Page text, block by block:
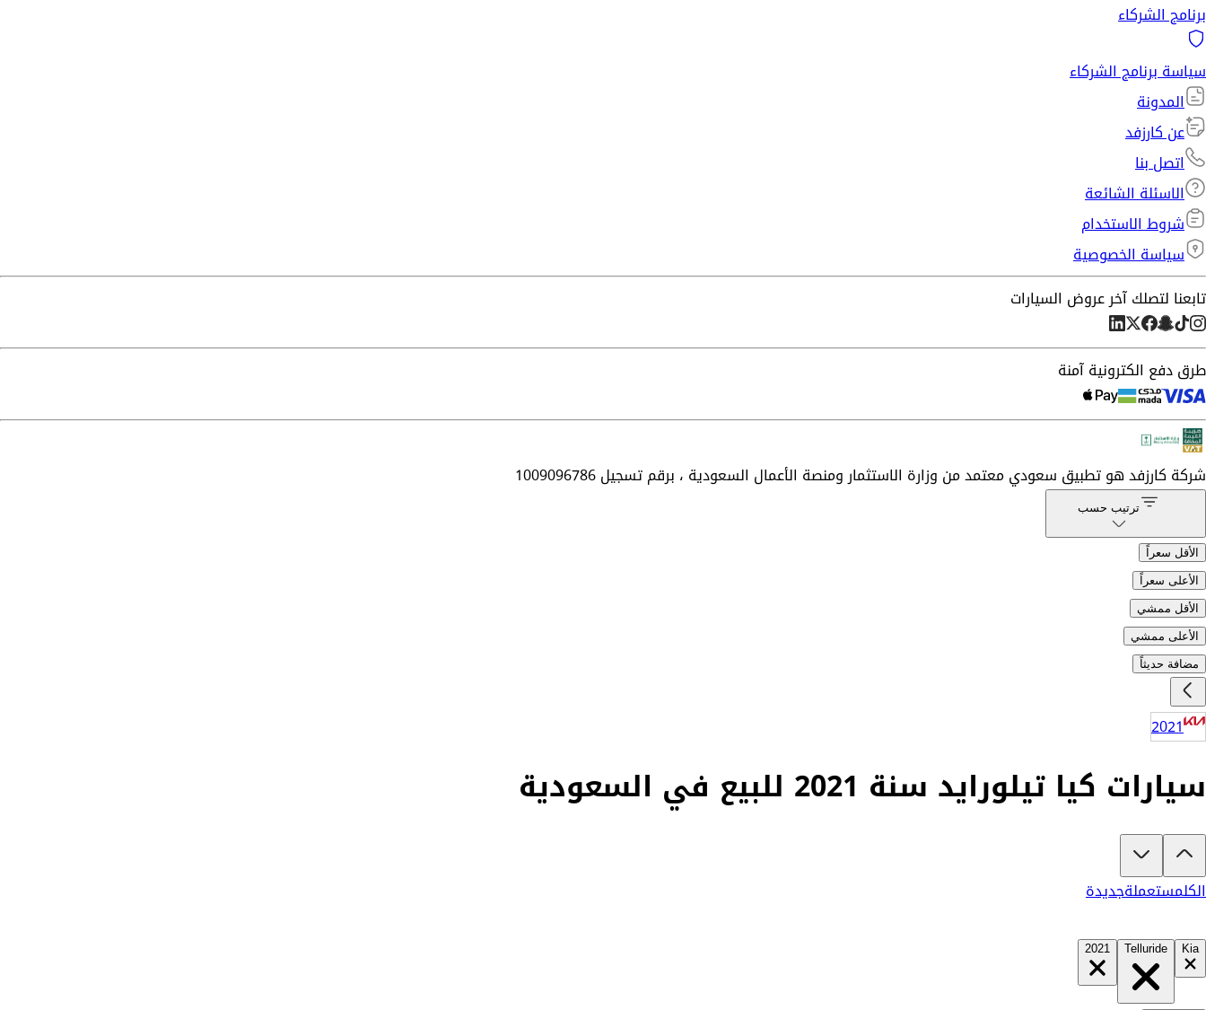
برنامج الشركاء
سياسة برنامج الشركاء
المدونة
عن كارزفد
اتصل بنا
الاسئلة الشائعة
شروط الاستخدام
سياسة الخصوصية
تابعنا لتصلك آخر عروض السيارات
طرق دفع الكترونية آمنة
شركة كارزفدهو تطبيق سعودي معتمد من وزارة الاستثمار ومنصة الأعمال السعودية ، برقم تسجيل 1009096786
ترتيب حسب
الأقل سعراً
الأعلى سعراً
الأقل ممشي
الأعلى ممشي
مضافة حديثاً
2021
سيارات كيا تيلورايد سنة 2021 للبيع في السعودية
تبغى تشتري كيا تيلورايد 2021؟
الكلمستعملةجديدة
Kia
Telluride
2021